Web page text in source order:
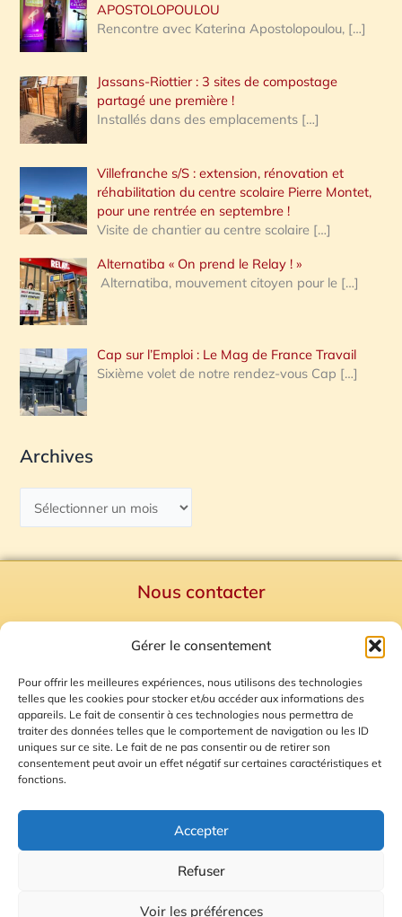
Gérer le consentement
Pour offrir les meilleures expériences, nous utilisons des technologies
telles que les cookies pour stocker et/ou accéder aux informations des
appareils. Le fait de consentir à ces technologies nous permettra de
traiter des données telles que le comportement de navigation ou les ID
uniques sur ce site. Le fait de ne pas consentir ou de retirer son
consentement peut avoir un effet négatif sur certaines caractéristiques et
fonctions.
Accepter
Refuser
Voir les préférences
APOSTOLOPOULOU
Rencontre avec Katerina Apostolopoulou, […]
Jassans-Riottier : 3 sites de compostage
partagé une première !
Installés dans des emplacements […]
Villefranche s/S : extension, rénovation et
réhabilitation du centre scolaire Pierre Montet,
pour une rentrée en septembre !
Visite de chantier au centre scolaire […]
Alternatiba « On prend le Relay ! »
Alternatiba, mouvement citoyen pour le […]
Cap sur l’Emploi : Le Mag de France Travail
Sixième volet de notre rendez-vous Cap […]
Archives
Nous contacter
Mentions Légales
Plan du site
Gestion des Cookies
© 2026 Radio Calade